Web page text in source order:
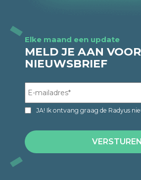
Elke maand een update
MELD JE AAN
NIEUWSBRIEF
JA! Ik ontvang graag de Radyus